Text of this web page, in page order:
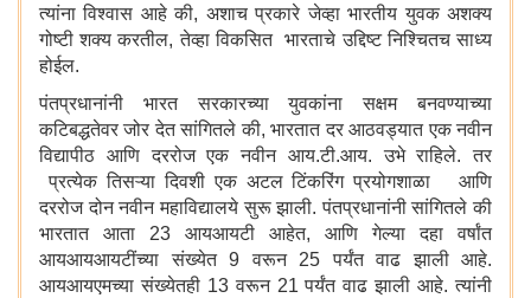
त्यांना विश्वास आहे की, अशाच प्रकारे जेव्हा भारतीय युवक अशक्य
गोष्टी शक्य करतील, तेव्हा विकसित भारताचे उद्दिष्ट निश्चितच साध्य
होईल.
पंतप्रधानांनी भारत सरकारच्या युवकांना सक्षम बनवण्याच्या
कटिबद्धतेवर जोर देत सांगितले की, भारतात दर आठवड्यात एक नवीन
विद्यापीठ आणि दररोज एक नवीन आय.टी.आय. उभे राहिले. तर
प्रत्येक तिसऱ्या दिवशी एक अटल टिंकरिंग प्रयोगशाळा आणि
दररोज दोन नवीन महाविद्यालये सुरू झाली. पंतप्रधानांनी सांगितले की
भारतात आता 23 आयआयटी आहेत, आणि गेल्या दहा वर्षांत
आयआयआयटींच्या संख्येत 9 वरून 25 पर्यंत वाढ झाली आहे.
आयआयएमच्या संख्येतही 13 वरून 21 पर्यंत वाढ झाली आहे. त्यांनी